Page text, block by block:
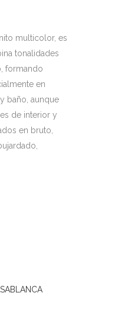
multicolor, es
tonalidades
formando
en
baño, aunque
de interior y
en bruto,